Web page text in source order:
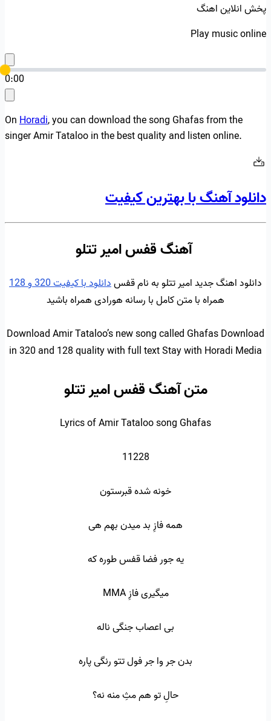
پخش انلاین اهنگ
Play music online
0:00
OnHoradi, you can download the song Ghafas from the
singer Amir Tataloo in the best quality and listen online.
دانلود آهنگ با بهترین کیفیت
آهنگ قفس امیر تتلو
دانلود اهنگ جدید امیر تتلو به نام قفسدانلود با کیفیت 320 و 128
همراه با متن کامل با رسانه هورادی همراه باشید
Download Amir Tataloo’s new song called Ghafas Download
in 320 and 128 quality with full text Stay with Horadi Media
متن آهنگ قفس امیر تتلو
Lyrics of Amir Tataloo song Ghafas
11228
خونه شده قبرستون
همه فازِ بد میدن بهم هی
یه جور فضا قفس طوره که
میگیری فازِ MMA
بی اعصاب جنگی ناله
بدن جر وا جر فول تتو رنگی پاره
حالِ تو هم مثِ منه نه؟